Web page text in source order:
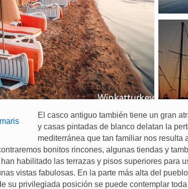
El casco antiguo también tiene un gran
y casas pintadas de blanco delatan la
mediterránea que tan familiar nos resulta
bonitos rincones, algunas tiendas y
habilitado las terrazas y pisos superiores para
vistas fabulosas. En la parte más alta del
su privilegiada posición se puede contemplar